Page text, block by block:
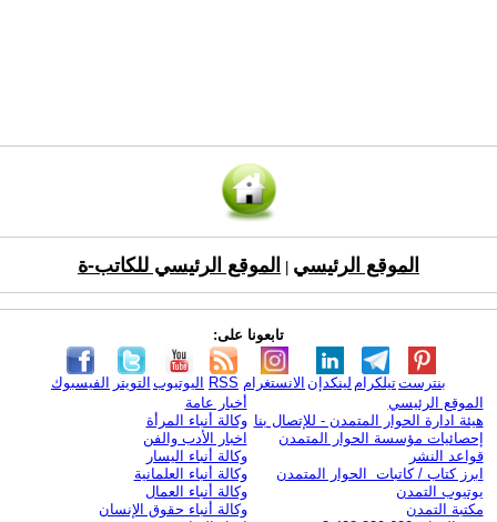
الموقع الرئيسي الموقع الرئيسي للكاتب-ة
تابعونا على:
الفيسبوك التويتر اليوتيوب RSS الانستغرام لينكدإن تيلكرامبنترست
الموقع الرئيسي
هيئة ادارة الحوار المتمدن - للإتصال بنا
إحصائيات مؤسسة الحوار المتمدن
قواعد النشر
ابرز كتاب / كاتبات الحوار المتمدن
يوتيوب التمدن
مكتبة التمدن
أخبار عامة
وكالة أنباء المرأة
اخبار الأدب والفن
وكالة أنباء اليسار
وكالة أنباء العلمانية
وكالة أنباء العمال
وكالة أنباء حقوق الإنسان